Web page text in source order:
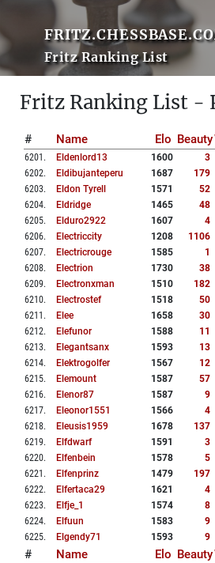
Fritz Ranking List
Fritz Ranking List -
# Name Elo Beauty
6201 . Eldenlord13 1600 3
6202. Eldibujanteperu 1687 179
6203. Eldon Tyrell 1571 52
6204. Eldridge 1465 48
6205. Elduro2922 1607 4
6206. Electriccity 1208 1106
6207. Electricrouge 1585 1
6208. Electrion 1730 38
6209. Electronxman 1510 182
6210. Electrostef 1518 50
6211 . Elee 1658 30
6212. Elefunor 1588 11
6213. Elegantsanx 1593 13
6214. Elektrogolfer 1567 12
6215. Elemount 1587 57
6216. Elenor87 1587 9
6217. Eleonor1551 1566 4
6218. Eleusis1959 1678 137
6219. Elfdwarf 1591 3
6220. Elfenbein 1578 5
6221 . Elfenprinz 1479 197
6222. Elfertaca29 1621 4
6223. Elfje_1 1574 8
6224. Elfuun 1583 9
6225. Elgendy71 1593 9
# Name Elo Beauty